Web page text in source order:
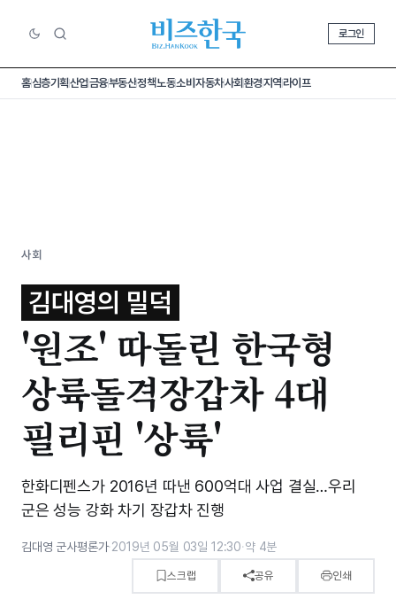
로그인
홈심층기획산업금융부동산정책노동소비 자동차사회환경지역라이프
사회
김대영의 밀덕
'원조' 따돌린 한국형
상륙돌격장갑차 4대
필리핀 '상륙'
한화디펜스가 2016년 따낸 600억대 사업 결실…우리
군은 성능 강화 차기 장갑차 진행
김대영 군사평론가·2019년 05월 03일 12:30·약 4분
스크랩 공유 인쇄